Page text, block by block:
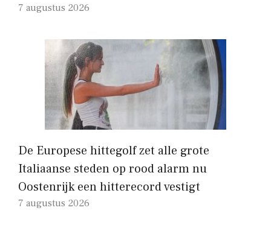
7 augustus 2026
De Europese hittegolf zet alle grote
Italiaanse steden op rood alarm nu
Oostenrijk een hitterecord vestigt
7 augustus 2026